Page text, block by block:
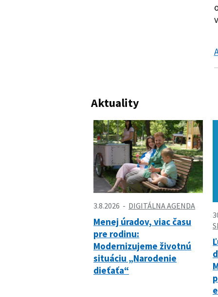
Aktuality
3.8.2026 DIGITÁLNA AGENDA
Menej úradov, viac času
pre rodinu:
Modernizujeme životnú
situáciu „Narodenie
dieťaťa“